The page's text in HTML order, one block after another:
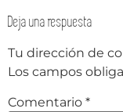
Deja una respuesta
Tu dirección de
Los campos
Comentario *